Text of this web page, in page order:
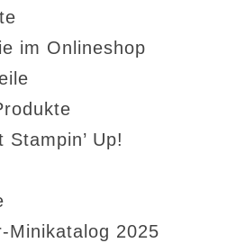
im Onlineshop
Up!
Minikatalog 2025